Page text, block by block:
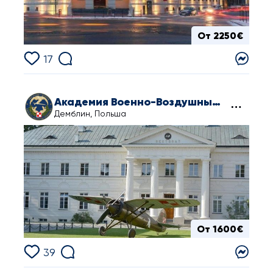
От 2250€
17
Академия Военно-Воздушных Сил в Демблине
Демблин, Польша
От 1600€
39